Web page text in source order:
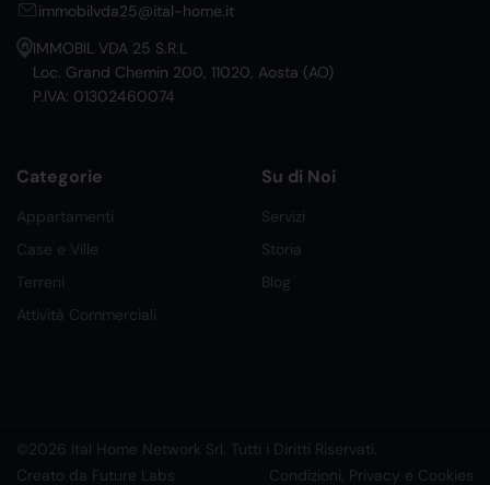
immobilvda25@ital-home.it
IMMOBIL VDA 25 S.R.L
Loc. Grand Chemin 200, 11020, Aosta (AO)
P.IVA: 01302460074
Categorie
Appartamenti
Case e Ville
Terreni
Attività Commerciali
Su di Noi
Servizi
Storia
Blog
©2026 Ital Home Network Srl. Tutti i Diritti Riservati.
Creato da Future Labs
Condizioni, Privacy e Cookies